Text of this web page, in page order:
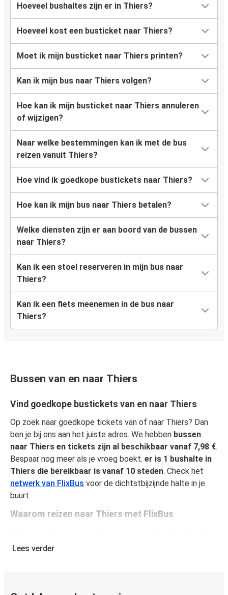
Hoeveel bushaltes zijn er in Thiers?
Hoeveel kost een busticket naar Thiers?
Moet ik mijn busticket naar Thiers printen?
Kan ik mijn bus naar Thiers volgen?
Hoe kan ik mijn busticket naar Thiers annuleren
of wijzigen?
Naar welke bestemmingen kan ik met de bus
reizen vanuit Thiers?
Hoe vind ik goedkope bustickets naar Thiers?
Hoe kan ik mijn bus naar Thiers betalen?
Welke diensten zijn er aan boord van de bussen
naar Thiers?
Kan ik een stoel reserveren in mijn bus naar
Thiers?
Kan ik een fiets meenemen in de bus naar
Thiers?
Bussen van en naar Thiers
Vind goedkope bustickets van en naar Thiers
Op zoek naar goedkope tickets van of naar Thiers? Dan
ben je bij ons aan het juiste adres. We hebben bussen
naar Thiers en tickets zijn al beschikbaar vanaf 7,98 €.
Bespaar nog meer als je vroeg boekt. er is 1 bushalte in
Thiers die bereikbaar is vanaf 10 steden. Check het
netwerk van FlixBus voor de dichtstbijzijnde halte in je
buurt.
Waarom reizen naar Thiers met FlixBus
passagiers van een unieke reiservaring kunnen genieten.
tijdens het boeken en per ticket mag je één stuk
Lees verder